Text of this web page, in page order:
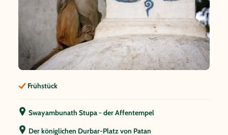
Frühstück
Swayambunath Stupa - der Affentempel
Der königlichen Durbar-Platz von Patan